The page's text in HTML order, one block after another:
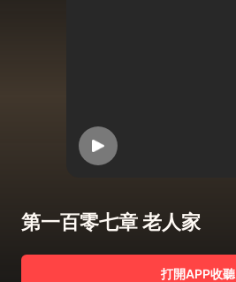
第一百零七章 老人家
打開APP收聽